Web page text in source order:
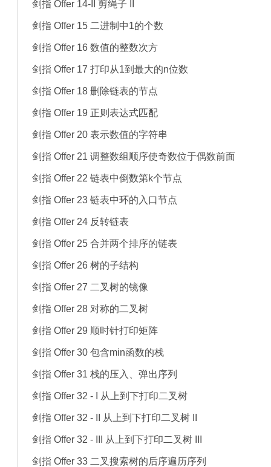
剑指 Offer 14-II 剪绳子 II
剑指 Offer 15 二进制中1的个数
剑指 Offer 16 数值的整数次方
剑指 Offer 17 打印从1到最大的n位数
剑指 Offer 18 删除链表的节点
剑指 Offer 19 正则表达式匹配
剑指 Offer 20 表示数值的字符串
剑指 Offer 21 调整数组顺序使奇数位于偶数前面
剑指 Offer 22 链表中倒数第k个节点
剑指 Offer 23 链表中环的入口节点
剑指 Offer 24 反转链表
剑指 Offer 25 合并两个排序的链表
剑指 Offer 26 树的子结构
剑指 Offer 27 二叉树的镜像
剑指 Offer 28 对称的二叉树
剑指 Offer 29 顺时针打印矩阵
剑指 Offer 30 包含min函数的栈
剑指 Offer 31 栈的压入、弹出序列
剑指 Offer 32 - I 从上到下打印二叉树
剑指 Offer 32 - II 从上到下打印二叉树 II
剑指 Offer 32 - III 从上到下打印二叉树 III
剑指 Offer 33 二叉搜索树的后序遍历序列